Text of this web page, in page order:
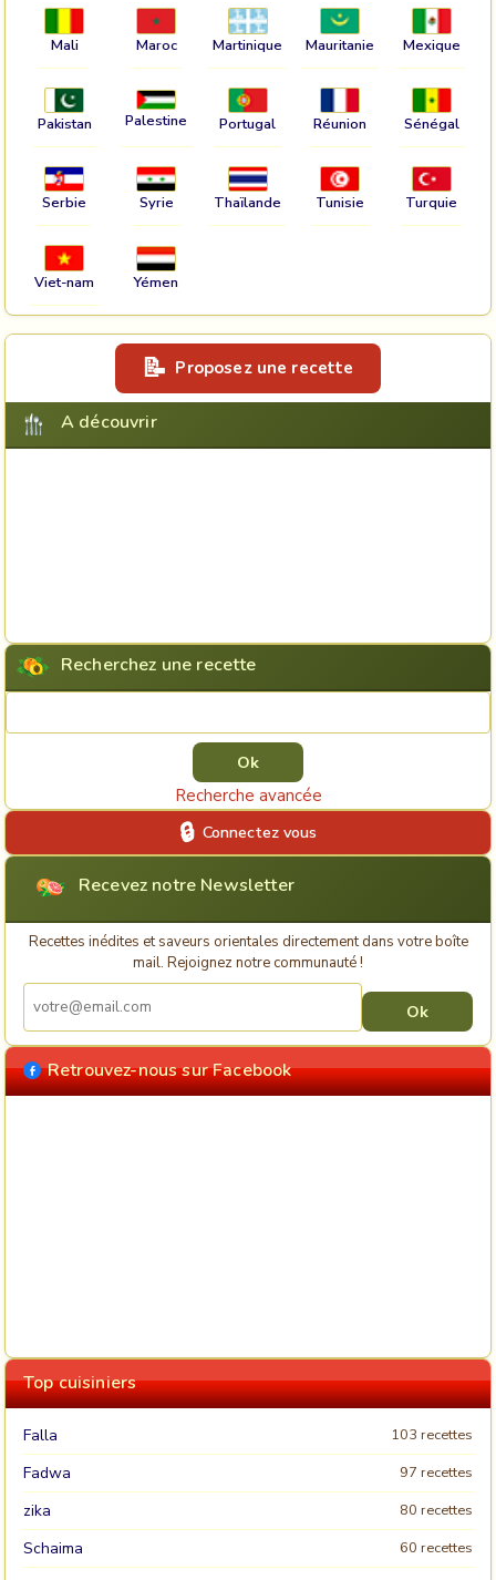
Mali Maroc Martinique Mauritanie Mexique
Pakistan Palestine Portugal Réunion Sénégal
Serbie Syrie Thaïlande Tunisie Turquie
Viet-nam Yémen
Proposez une recette
A découvrir
Recherchez une recette
Recherche avancée
Connectez vous
Recevez notre Newsletter
Recettes inédites et saveurs orientales directement dans votre boîte
mail. Rejoignez notre communauté !
Retrouvez-nous sur Facebook
Top cuisiniers
Falla 103 recettes
Fadwa 97 recettes
zika 80 recettes
Schaima 60 recettes